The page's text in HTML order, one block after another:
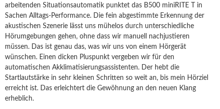
arbeitenden Situationsautomatik punktet das B500 miniRITE T in
Sachen Alltags-Performance. Die fein abgestimmte Erkennung der
akustischen Szenerie lässt uns mühelos durch unterschiedliche
Hörumgebungen gehen, ohne dass wir manuell nachjustieren
müssen. Das ist genau das, was wir uns von einem Hörgerät
wünschen. Einen dicken Pluspunkt vergeben wir für den
automatischen Akklimatisierungsassistenten. Der hebt die
Startlautstärke in sehr kleinen Schritten so weit an, bis mein Hörziel
erreicht ist. Das erleichtert die Gewöhnung an den neuen Klang
erheblich.